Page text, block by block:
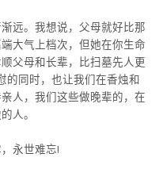
远。我想说，父母就好比那
大气上档次，但她在你生命
父母和长辈，比扫墓先人更
的同时，也让我们在香烛和
人，我们这些做晚辈的，在
人。
永世难忘!